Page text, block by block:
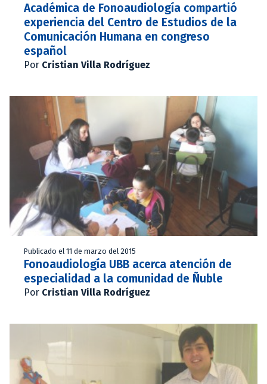
Académica de Fonoaudiología compartió
experiencia del Centro de Estudios de la
Comunicación Humana en congreso
español
Por Cristian Villa Rodríguez
Publicado el 11 de marzo del 2015
Fonoaudiología UBB acerca atención de
especialidad a la comunidad de Ñuble
Por Cristian Villa Rodríguez